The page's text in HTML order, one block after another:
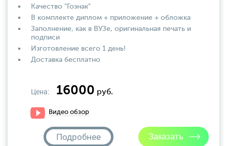
Качество "Гознак"
В комплекте диплом + приложение + обложка
Заполнение, как в ВУЗе, оригинальная печать и
подписи
Изготовление всего 1 день!
Доставка бесплатно
Цена: 16000 руб.
Видео обзор
Подробнее